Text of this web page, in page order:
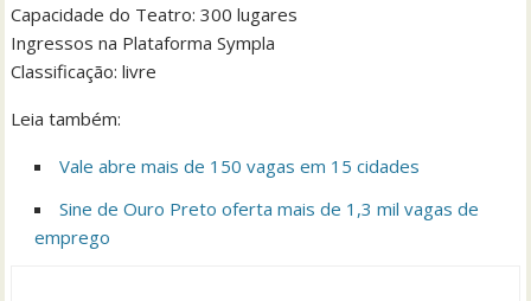
Capacidade do Teatro: 300 lugares
Ingressos na Plataforma Sympla
Classificação: livre
Leia também:
Vale abre mais de 150 vagas em 15 cidades
Sine de Ouro Preto oferta mais de 1,3 mil vagas de
emprego